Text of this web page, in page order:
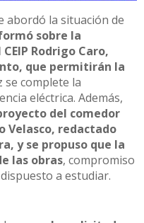
abordó la situación de
sobre la
Rodrigo Caro,
que permitirán la
se complete la
eléctrica. Además,
del comedor
Velasco, redactado
y se propuso que la
las obras, compromiso
a estudiar.